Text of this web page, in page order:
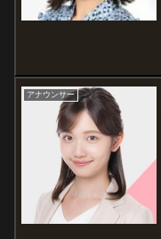
アナウンサー